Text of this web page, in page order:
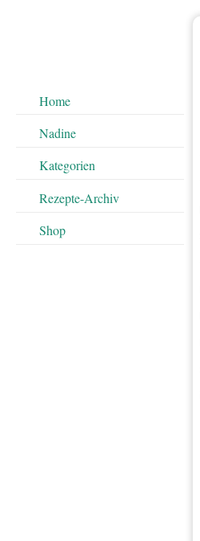
Home
Nadine
Kategorien
Rezepte-Archiv
Shop